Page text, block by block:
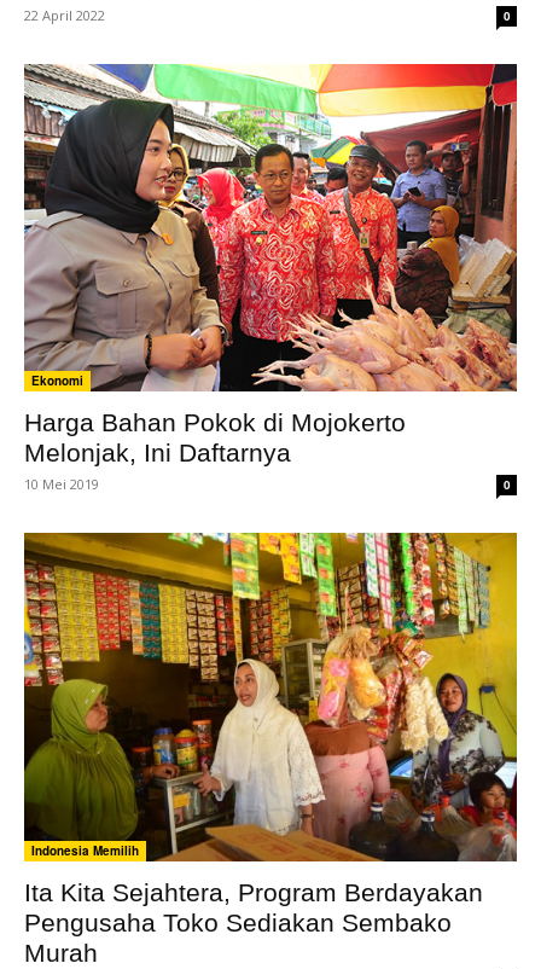
22 April 2022 0
Ekonomi
Harga Bahan Pokok di Mojokerto
Melonjak, Ini Daftarnya
10 Mei 2019 0
Indonesia Memilih
Ita Kita Sejahtera, Program Berdayakan
Pengusaha Toko Sediakan Sembako
Murah